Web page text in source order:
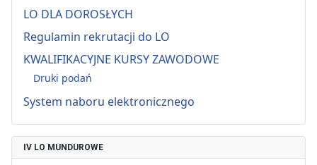
LO DLA DOROSŁYCH
Regulamin rekrutacji do LO
KWALIFIKACYJNE KURSY ZAWODOWE
Druki podań
System naboru elektronicznego
IV LO MUNDUROWE